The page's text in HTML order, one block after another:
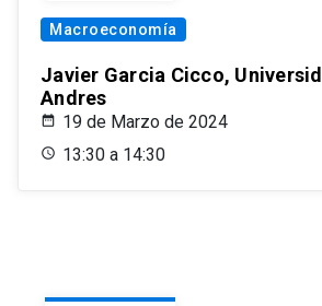
Macroeconomía
Javier Garcia Cicco,
Andres
19 de Marzo de 2024
13:30 a 14:30